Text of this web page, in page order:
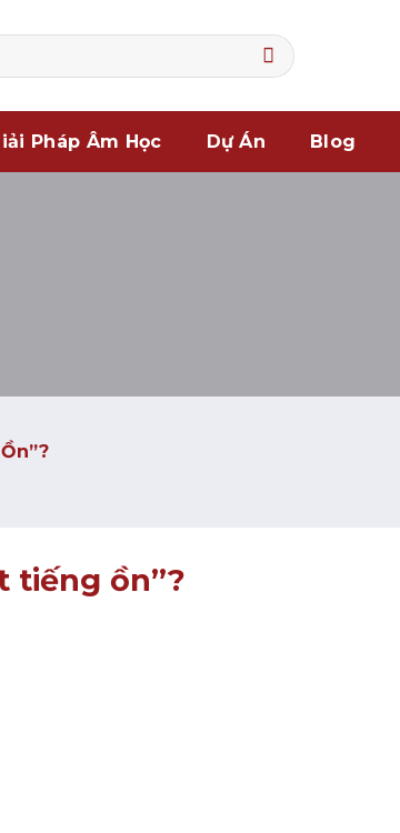
Pháp Âm Học Dự Án Blog
tiếng ồn”?